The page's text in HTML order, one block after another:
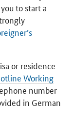
to start a
or residence
Working
number
in German